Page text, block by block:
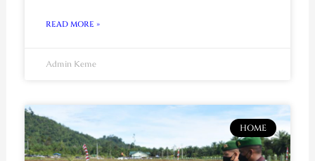
READ MORE »
Admin Keme
HOME